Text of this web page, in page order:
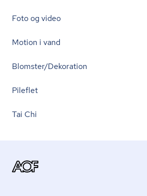
Foto og video
Motion i vand
Blomster/Dekoration
Pileflet
Tai Chi